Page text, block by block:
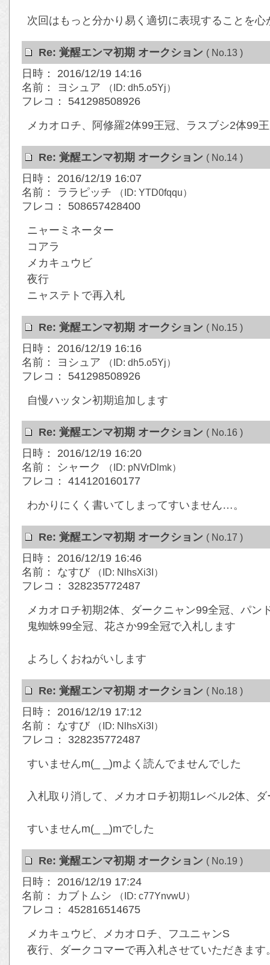
次回はもっと分かり易く適切に表現することを心
Re: 覚醒エンマ初期 オークション ( No.13 )
日時： 2016/12/19 14:16
名前： ヨシュア
（ID: dh5.o5Yj）
フレコ： 541298508926
メカオロチ、阿修羅2体99王冠、ラスブシ2体99
Re: 覚醒エンマ初期 オークション ( No.14 )
日時： 2016/12/19 16:07
名前： ララピッチ
（ID: YTD0fqqu）
フレコ： 508657428400
ニャーミネーター
コアラ
メカキュウビ
夜行
ニャステトで再入札
Re: 覚醒エンマ初期 オークション ( No.15 )
日時： 2016/12/19 16:16
名前： ヨシュア
（ID: dh5.o5Yj）
フレコ： 541298508926
自慢ハッタン初期追加します
Re: 覚醒エンマ初期 オークション ( No.16 )
日時： 2016/12/19 16:20
名前： シャーク
（ID: pNVrDlmk）
フレコ： 414120160177
わかりにくく書いてしまってすいません…。
Re: 覚醒エンマ初期 オークション ( No.17 )
日時： 2016/12/19 16:46
名前： なすび
（ID: NlhsXi3I）
フレコ： 328235772487
メカオロチ初期2体、ダークニャン99全冠、パ
鬼蜘蛛99全冠、花さか99全冠で入札します
よろしくおねがいします
Re: 覚醒エンマ初期 オークション ( No.18 )
日時： 2016/12/19 17:12
名前： なすび
（ID: NlhsXi3I）
フレコ： 328235772487
すいませんm(_ _)mよく読んでませんでした
入札取り消して、メカオロチ初期1レベル2体、
すいませんm(_ _)mでした
Re: 覚醒エンマ初期 オークション ( No.19 )
日時： 2016/12/19 17:24
名前： カブトムシ
（ID: c77YnvwU）
フレコ： 452816514675
メカキュウビ、メカオロチ、フユニャンS
夜行、ダークコマーで再入札させていただきます